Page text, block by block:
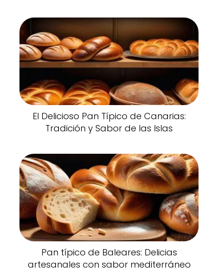
El Delicioso Pan Típico de Canarias:
Tradición y Sabor de las Islas
Pan típico de Baleares: Delicias
artesanales con sabor mediterráneo